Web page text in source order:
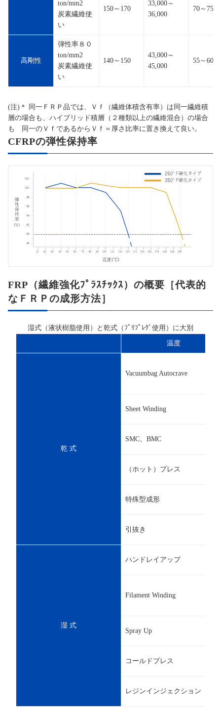
ton/mm2
炭素繊維使
い
150～170
33,000～
36,000
70～75
高剛性
弾性率８０
ton/mm2
炭素繊維使
い
140～150
43,000～
45,000
55～60
(注)＊ 同一ＦＲＰ品では、Ｖｆ（繊維体積含有率）は同一繊維積
層の場合も、ハイブリッド積層（２種類以上の繊維混合）の場合
も 同一のＶｆであるからＶｆ＝厚さ比率に置き換えて良い。
CFRPの弾性保持率
FRP（繊維強化ﾌﾟﾗｽﾁｯｸｽ）の概要［代表的
なＦＲＰの成形方法］
湿式（液状樹脂使用）と乾式（ﾌﾟﾘﾌﾟﾚｸﾞ使用）に大別
温度
乾 式
Vacuumbag Autocrave
Sheet Winding
SMC、BMC
（ホット）プレス
特殊型成形
引抜き
湿 式
ハンドレイアップ
Filament Winding
Spray Up
コールドプレス
レジンインジェクション